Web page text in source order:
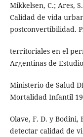
Mikkelsen, C.; Ares,
Calidad de vida
postconvertibilidad.
territoriales en el
Argentinas de
Ministerio de Salud
Mortalidad Infantil
Olave, F. D. y Bodini,
detectar calidad de